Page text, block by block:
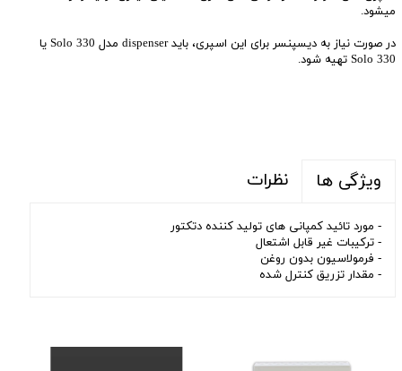
میشود.
در صورت نیاز به دیسپنسر برای این اسپری، باید dispenser مدل Solo 330 یا
Solo 330 تهیه شود.
ویژگی ها نظرات
- مورد تائید کمپانی های تولید کننده دتکتور
- ترکیبات غیر قابل اشتعال
- فرمولاسیون بدون روغن
- مقدار تزریق کنترل شده